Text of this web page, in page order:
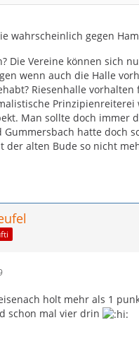
wahrscheinlich gegen
Die Vereine können sich
wenn auch die Halle
Riesenhalle vorhalten
Prinzipienreiterei
Man sollte doch immer
Gummersbach hatte doch
der alten Bude so nicht
holt mehr als 1
schon mal vier drin